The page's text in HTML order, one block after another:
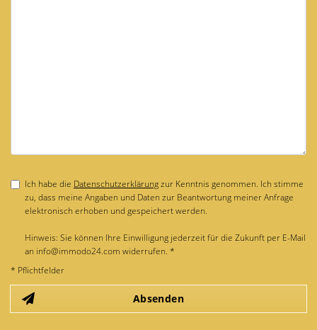
Ich habe die Datenschutzerklärungzur Kenntnis genommen. Ich stimme
zu, dass meine Angaben und Daten zur Beantwortung meiner Anfrage
elektronisch erhoben und gespeichert werden.
Hinweis: Sie können Ihre Einwilligung jederzeit für die Zukunft per E-Mail
an info@immodo24.com widerrufen. *
* Pflichtfelder
Absenden